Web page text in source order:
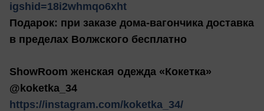
igshid=18i2whmqo6xht
Подарок: при заказе дома-вагончика доставка
в пределах Волжского бесплатно
ShowRoom женская одежда «Кокетка»
@koketka_34
https://instagram.com/koketka_34/